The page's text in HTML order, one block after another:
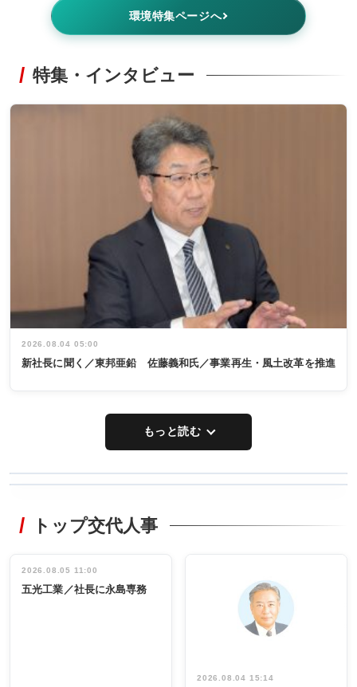
環境特集ページへ
特集・インタビュー
2026.08.04 05:00
新社長に聞く／東邦亜鉛 佐藤義和氏／事業再生・風土改革を推進
もっと読む
非鉄業界で
インタビュ
ー／社内ア
タックトレー
祝う 業界関
係者ら220人
出席
トップ交代人事
2026.08.05 11:00
五光工業／社長に永島専務
2026.08.04 15:14